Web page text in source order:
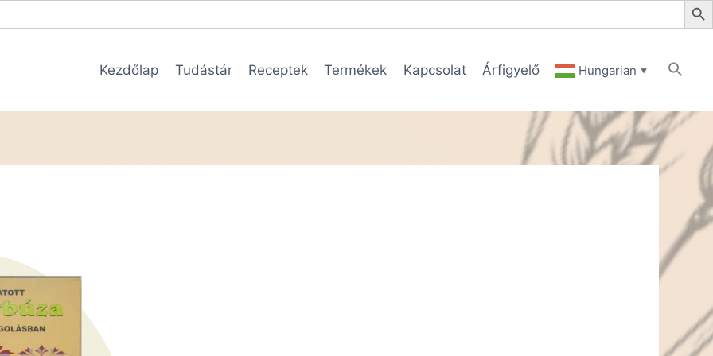
Kezdőlap Tudástár Receptek Termékek Kapcsolat Árfigyelő Hungarian ▼